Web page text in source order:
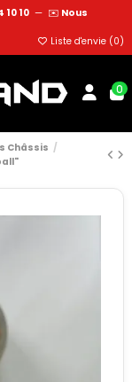
10 10 — ✉️ Nous
Liste d'envie (0)
0
Châssis